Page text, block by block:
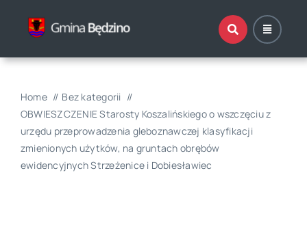
Home
Bez kategorii
OBWIESZCZENIE Starosty Koszalińskiego o wszczęciu z
urzędu przeprowadzenia gleboznawczej klasyfikacji
zmienionych użytków, na gruntach obrębów
ewidencyjnych Strzeżenice i Dobiesławiec